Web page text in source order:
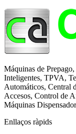
Máquinas de
Inteligentes, TPVA,
Automáticos, Central
Accesos, Control de
Máquinas
Enllaços ràpids